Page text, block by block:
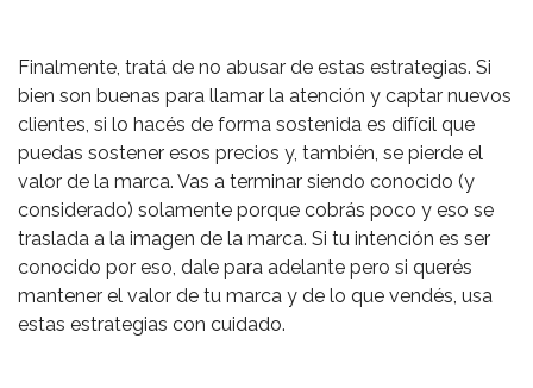
Finalmente, tratá de no abusar de estas estrategias. Si
bien son buenas para llamar la atención y captar nuevos
clientes, si lo hacés de forma sostenida es difícil que
puedas sostener esos precios y, también, se pierde el
valor de la marca. Vas a terminar siendo conocido (y
considerado) solamente porque cobrás poco y eso se
traslada a la imagen de la marca. Si tu intención es ser
conocido por eso, dale para adelante pero si querés
mantener el valor de tu marca y de lo que vendés, usa
estas estrategias con cuidado.